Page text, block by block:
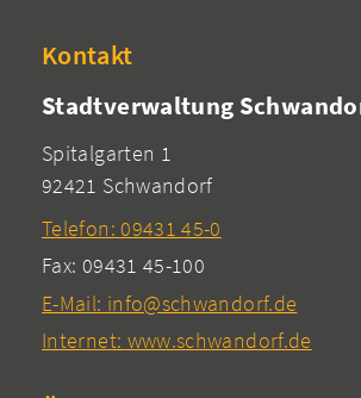
Kontakt
Stadtverwaltung
Spitalgarten 1
92421 Schwandorf
Telefon: 09431 45-0
Fax: 09431 45-100
E-Mail: info@schwandorf.de
Internet: www.schwandorf.de